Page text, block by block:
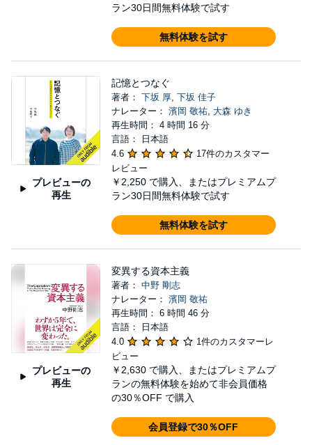
ラン30日間無料体験で試す
無料体験を試す
プレビューの
再生
記憶とつなぐ
著者： 下坂 厚, 下坂 佳子
ナレーター： 濱岡 敬祐, 大森 ゆき
再生時間： 4 時間 16 分
言語： 日本語
4.6
17件のカスタマー
レビュー
￥2,250 で購入、またはプレミアムプ
ラン30日間無料体験で試す
無料体験を試す
プレビューの
再生
変異する資本主義
著者： 中野 剛志
ナレーター： 濱岡 敬祐
再生時間： 6 時間 46 分
言語： 日本語
4.0
1件のカスタマーレ
ビュー
￥2,630 で購入、またはプレミアムプ
ランの無料体験を始めて非会員価格
の30％OFF で購入
会員登録で30％OFF